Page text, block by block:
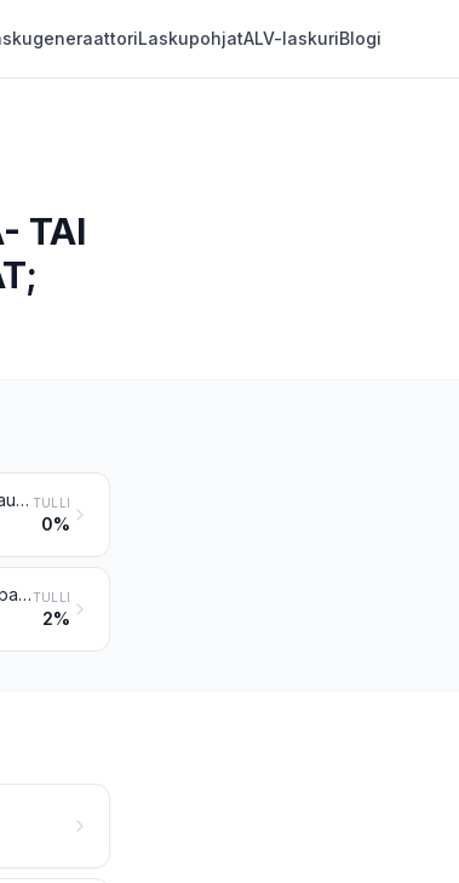
LaskupohjatALV-laskuriBlogi
TAI
Punonta- tai palmikointiaineista valmistetut palmikot ja niiden kaltaiset tuotteet, myös nauhoiksi yhdistetyt; punonta- tai palmikointiaineet, näistä aineista valmistetut palmikot ja niiden kaltaiset tavarat, yhdensuuntaisista säikeistä sidottuina tai kudottuina levyinä, myös jos ne ovat valmiita tavaroita (esim. mattoja tai säleikköjä) TULLI
0%
Kori- ja punontatavarat, jotka on valmistettu välittömästi määrämuotoisiksi punonta- tai palmikointiaineista tai tehty nimikkeen 4601 tavaroista; luffasta valmistetut tavarat TULLI
2%